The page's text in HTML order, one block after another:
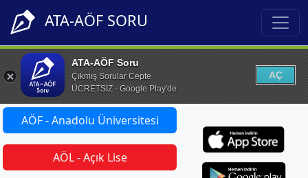
ATA-AÖF SORU
ATA-AÖF Soru
Çıkmış Sorular Cepte
ÜCRETSİZ - Google Play'de
AÇ
AÖF - Anadolu Üniversitesi
AÖL - Açık Lise